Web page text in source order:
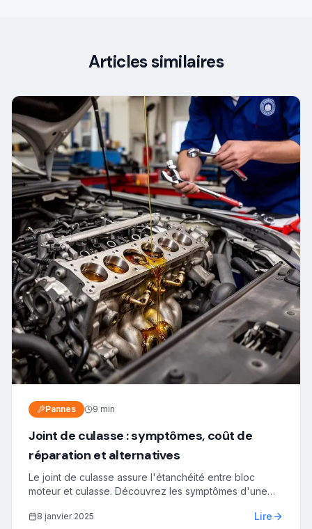
Articles similaires
Pannes 9 min
Joint de culasse : symptômes, coût de
réparation et alternatives
Le joint de culasse assure l'étanchéité entre bloc
moteur et culasse. Découvrez les symptômes d'une
mieux vendre votre véhicule.
8 janvier 2025 Lire